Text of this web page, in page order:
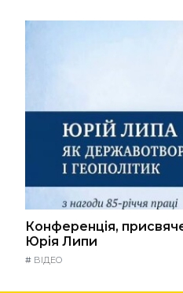
Конференція,
Юрія Липи
# ВІДЕО